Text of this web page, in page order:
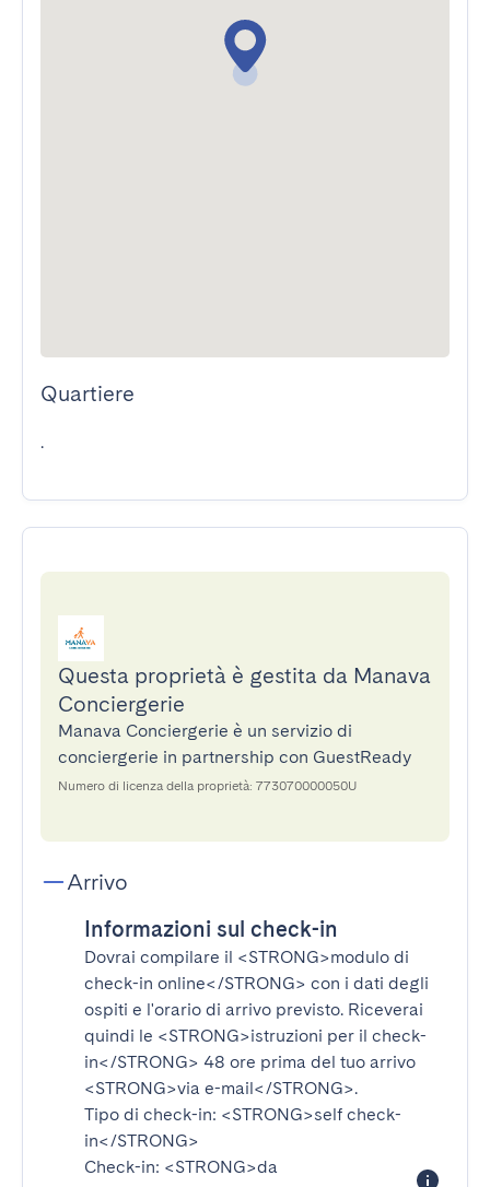
Quartiere
.
Questa proprietà è gestita da Manava
Conciergerie
Manava Conciergerie è un servizio di
conciergerie in partnership con GuestReady
Numero di licenza della proprietà: 773070000050U
Arrivo
Informazioni sul check-in
Dovrai compilare il <STRONG>modulo di
check-in online</STRONG> con i dati degli
ospiti e l'orario di arrivo previsto. Riceverai
quindi le <STRONG>istruzioni per il check-
in</STRONG> 48 ore prima del tuo arrivo
<STRONG>via e-mail</STRONG>.
Tipo di check-in: <STRONG>self check-
in</STRONG>
Check-in: <STRONG>da